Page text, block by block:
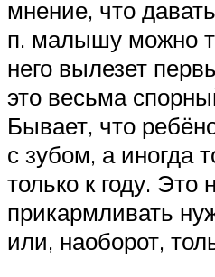
мнение, что
п. малышу можно
него вылезет
это весьма
Бывает, что
с зубом, а иногда
только к году. Это
прикармливать
или, наоборот,